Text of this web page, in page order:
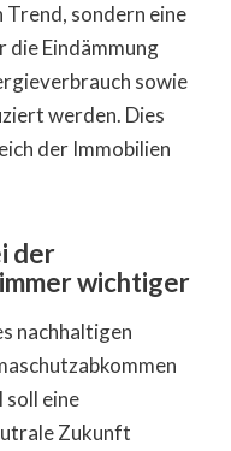
sondern eine
die Eindämmung
sowie
werden. Dies
der Immobilien
der
wichtiger
nachhaltigen
soll eine
Zukunft